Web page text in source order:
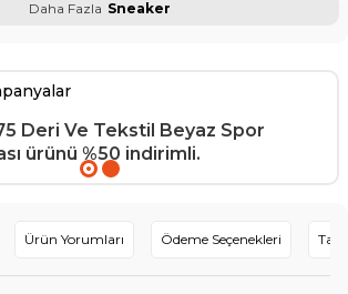
Daha Fazla Sneaker
Deri Ve Tekstil Beyaz Spor
ürünü %50 indirimli.
Ürün Yorumları Ödeme Seçenekleri